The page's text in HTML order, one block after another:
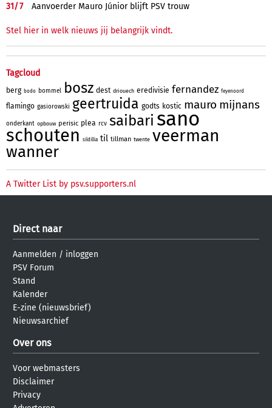
31/7 Aanvoerder Mauro Júnior blijft PSV trouw
Stel hier in welk nieuws jij belangrijk vindt.
Tagcloud
berg bodo bommel bosz dest driouech eredivisie fernandez feyenoord
flamingo gasiorowski geertruida godts kostic mauro mijnans
onderkant opbouw perisic plea rcv saibari sano
schouten sildillia til tillman twente veerman
wanner
A Twitter List by psv.supporters.nl
Direct naar
Aanmelden / inloggen
PSV Forum
Stand
Kalender
E-zine (nieuwsbrief)
Nieuwsarchief
Over ons
Voor webmasters
Disclaimer
Privacy